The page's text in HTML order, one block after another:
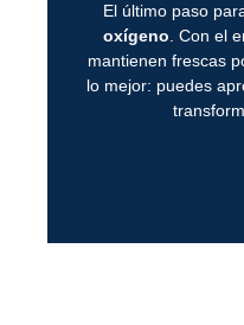
El último paso
oxígeno . Con el
mantienen frescas
lo mejor: puedes